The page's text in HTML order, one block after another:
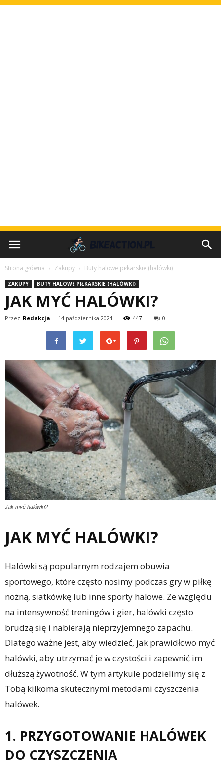
Strona główna Zakupy Buty halowe piłkarskie (halówki)
ZAKUPY BUTY HALOWE PIŁKARSKIE (HALÓWKI)
JAK MYĆ HALÓWKI?
Przez Redakcja - 14 października 2024 447 0
Jak myć halówki?
JAK MYĆ HALÓWKI?
Halówki są popularnym rodzajem obuwia
sportowego, które często nosimy podczas gry w piłkę
nożną, siatkówkę lub inne sporty halowe. Ze względu
na intensywność treningów i gier, halówki często
brudzą się i nabierają nieprzyjemnego zapachu.
Dlatego ważne jest, aby wiedzieć, jak prawidłowo myć
halówki, aby utrzymać je w czystości i zapewnić im
dłuższą żywotność. W tym artykule podzielimy się z
Tobą kilkoma skutecznymi metodami czyszczenia
halówek.
1. PRZYGOTOWANIE HALÓWEK
DO CZYSZCZENIA